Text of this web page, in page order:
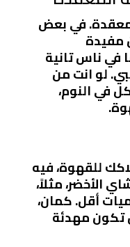
معقدة. في بعض
مفيدة
في ناس تانية
لو انت من
في النوم،
للقهوة، فيه
الأخضر، مثلاً،
أقل. كمان،
مهدئة